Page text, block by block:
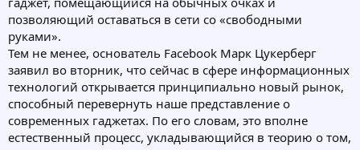
позволяющий оставаться в сети со «свободными
руками».
Тем не менее, основатель Facebook Марк Цукерберг
заявил во вторник, что сейчас в сфере информационных
технологий открывается принципиально новый рынок,
способный перевернуть наше представление о
современных гаджетах. По его словам, это вполне
естественный процесс, укладывающийся в теорию о том,